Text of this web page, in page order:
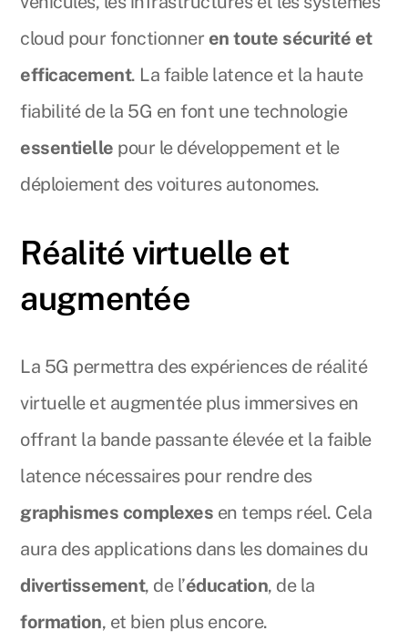
cloud pour fonctionner en toute sécurité et
efficacement. La faible latence et la haute
fiabilité de la 5G en font une technologie
essentielle pour le développement et le
déploiement des voitures autonomes.
Réalité virtuelle et
augmentée
La 5G permettra des expériences de réalité
virtuelle et augmentée plus immersives en
offrant la bande passante élevée et la faible
latence nécessaires pour rendre des
graphismes complexes en temps réel. Cela
aura des applications dans les domaines du
divertissement, de l’éducation, de la
formation, et bien plus encore.